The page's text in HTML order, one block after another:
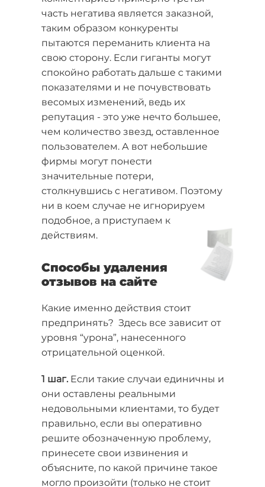
часть негатива является заказной,
таким образом конкуренты
пытаются переманить клиента на
свою сторону. Если гиганты могут
спокойно работать дальше с такими
показателями и не почувствовать
весомых изменений, ведь их
репутация - это уже нечто большее,
чем количество звезд, оставленное
пользователем. А вот небольшие
фирмы могут понести
значительные потери,
столкнувшись с негативом. Поэтому
ни в коем случае не игнорируем
подобное, а приступаем к
действиям.
Способы удаления
отзывов на сайте
Какие именно действия стоит
предпринять? Здесь все зависит от
уровня “урона”, нанесенного
отрицательной оценкой.
1 шаг. Если такие случаи единичны и
они оставлены реальными
недовольными клиентами, то будет
правильно, если вы оперативно
решите обозначенную проблему,
принесете свои извинения и
объясните, по какой причине такое
могло произойти (только не стоит